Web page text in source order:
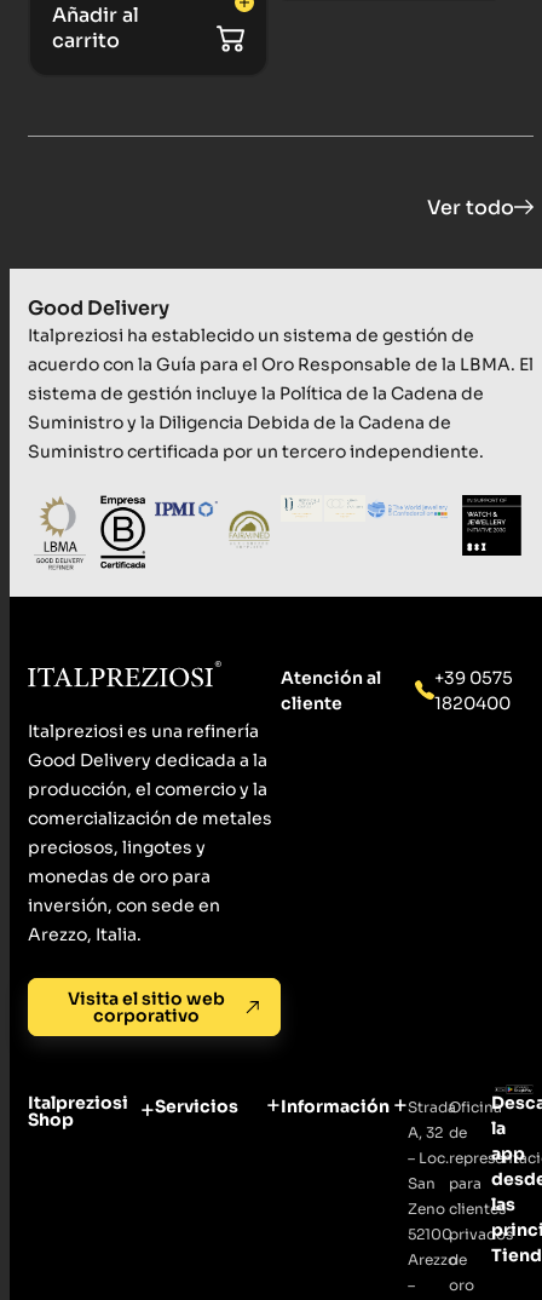
Añadir al
carrito
Ver todo
Good Delivery
Italpreziosi ha establecido un sistema de gestión de
acuerdo con la Guía para el Oro Responsable de la LBMA. El
sistema de gestión incluye la Política de la Cadena de
Suministro y la Diligencia Debida de la Cadena de
Suministro certificada por un tercero independiente.
Italpreziosi es una refinería
Good Delivery dedicada a la
producción, el comercio y la
comercialización de metales
preciosos, lingotes y
monedas de oro para
inversión, con sede en
Arezzo, Italia.
Visita el sitio web
corporativo
Atención al
cliente
+39 0575
1820400
Italpreziosi
Shop
Servicios Información
Strada
A, 32
– Loc.
San
Zeno
52100
Arezzo
–
Oficina
de
para
clientes
privados
de
oro
la
app
las